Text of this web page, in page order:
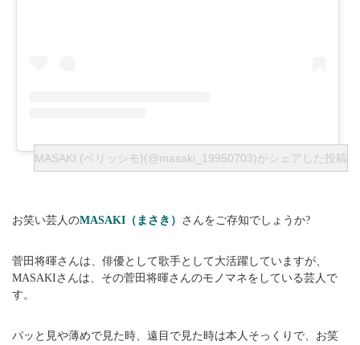
MASAKI (ベリッシモ)(@masaki_19950703)がシェアした投稿
お笑い芸人のMASAKI（まさき） さんをご存知でしょうか?
菅田将暉さんは、俳優として歌手として大活躍していますが、
MASAKIさんは、その菅田将暉さんのモノマネをしている芸人で
す。
パッと見や薄めで見た時、遠目で見た時は本人そっくりで、お笑